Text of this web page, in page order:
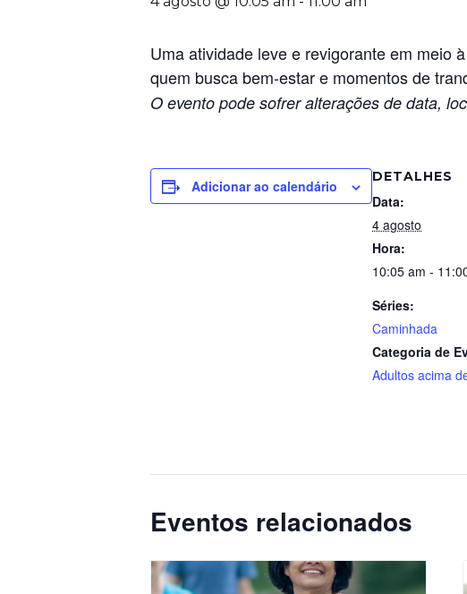
Uma atividade leve e revigorante em meio
quem busca bem-estar e momentos de
O evento pode sofrer alterações de data,
Adicionar ao calendário
DETALHES
Data:
4 agosto
Hora:
10:05 am -
Séries:
Caminhada
Categoria de
Adultos acima
Eventos relacionados